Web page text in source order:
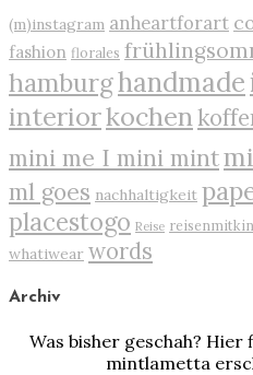
(m)instagram anheartforart
fashion florales
hamburghandmade
interiorkochen
mini me I mini mint
ml goes nachhaltigkeit
placestogo Reise
whatiwear words
Archiv
Was bisher geschah?
mintlametta